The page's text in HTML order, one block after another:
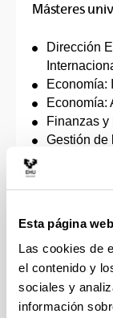
Esta página
Las cookies de
el contenido y
sociales y
información
Másteres
Dirección
Economía:
Economía:
Finanzas
Gestión de
Arte
Dirección
Estudios
Másteres